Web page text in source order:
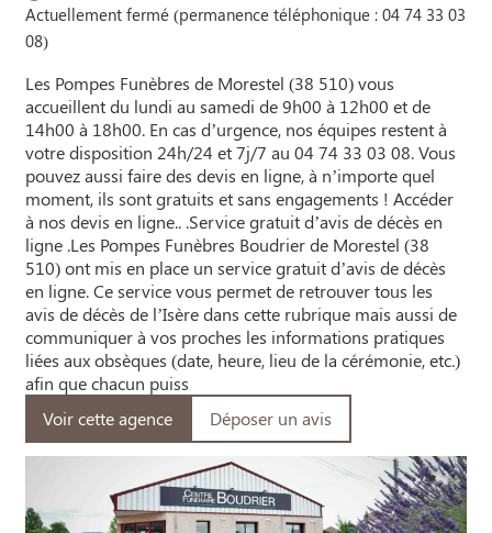
Actuellement fermé (permanence téléphonique : 04 74 33 03
08)
Les Pompes Funèbres de Morestel (38 510) vous
accueillent du lundi au samedi de 9h00 à 12h00 et de
14h00 à 18h00. En cas d’urgence, nos équipes restent à
votre disposition 24h/24 et 7j/7 au 04 74 33 03 08. Vous
pouvez aussi faire des devis en ligne, à n’importe quel
moment, ils sont gratuits et sans engagements ! Accéder
à nos devis en ligne.. .Service gratuit d’avis de décès en
ligne .Les Pompes Funèbres Boudrier de Morestel (38
510) ont mis en place un service gratuit d’avis de décès
en ligne. Ce service vous permet de retrouver tous les
avis de décès de l’Isère dans cette rubrique mais aussi de
communiquer à vos proches les informations pratiques
liées aux obsèques (date, heure, lieu de la cérémonie, etc.)
afin que chacun puiss
Voir cette agence
Déposer un avis